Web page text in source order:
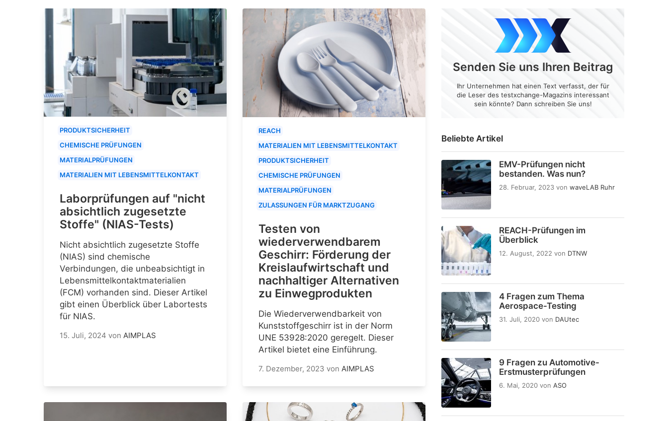
Beliebte Artikel
EMV-Prüfungen nicht
bestanden. Was nun?
28. Februar, 2023 von waveLAB Ruhr
REACH-Prüfungen im
Überblick
12. August, 2022 von DTNW
4 Fragen zum Thema
Aerospace-Testing
31. Juli, 2020 von DAUtec
9 Fragen zu Automotive-
Erstmusterprüfungen
6. Mai, 2020 von ASO
Senden Sie uns Ihren Beitrag
Ihr Unternehmen hat einen Text verfasst, der für
die Leser des testxchange-Magazins interessant
sein könnte? Dann schreiben Sie uns!
PRODUKTSICHERHEIT
CHEMISCHE PRÜFUNGEN
MATERIALPRÜFUNGEN
MATERIALIEN MIT LEBENSMITTELKONTAKT
Laborprüfungen auf "nicht
absichtlich zugesetzte
Stoffe" (NIAS-Tests)
Nicht absichtlich zugesetzte Stoffe
(NIAS) sind chemische
Verbindungen, die unbeabsichtigt in
Lebensmittelkontaktmaterialien
(FCM) vorhanden sind. Dieser Artikel
gibt einen Überblick über Labortests
für NIAS.
15. Juli, 2024 von AIMPLAS
REACH
MATERIALIEN MIT LEBENSMITTELKONTAKT
PRODUKTSICHERHEIT
CHEMISCHE PRÜFUNGEN
MATERIALPRÜFUNGEN
ZULASSUNGEN FÜR MARKTZUGANG
Testen von
wiederverwendbarem
Geschirr: Förderung der
Kreislaufwirtschaft und
nachhaltiger Alternativen
zu Einwegprodukten
Die Wiederverwendbarkeit von
Kunststoffgeschirr ist in der Norm
UNE 53928:2020 geregelt. Dieser
Artikel bietet eine Einführung.
7. Dezember, 2023 von AIMPLAS